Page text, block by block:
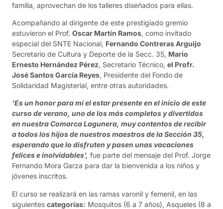
familia, aprovechan de los talleres diseñados para ellas.
Acompañando al dirigente de este prestigiado gremio
estuvieron el Prof. Oscar Martín Ramos, como invitado
especial del SNTE Nacional, Fernando Contreras Arguijo
Secretario de Cultura y Deporte de la Secc. 35, Mario
Ernesto Hernández Pérez, Secretario Técnico, el Profr.
José Santos García Reyes, Presidente del Fondo de
Solidaridad Magisterial, entre otras autoridades.
‘Es un honor para mí el estar presente en el inicio de este
curso de verano, uno de los más completos y divertidos
en nuestra Comarca Lagunera, muy contentos de recibir
a todos los hijos de nuestros maestros de la Sección 35,
esperando que lo disfruten y pasen unas vacaciones
felices e inolvidables’, fue parte del mensaje del Prof. Jorge
Fernando Mora Garza para dar la bienvenida a los niños y
jóvenes inscritos.
El curso se realizará en las ramas varonil y femenil, en las
siguientes categorías: Mosquitos (6 a 7 años), Asqueles (8 a